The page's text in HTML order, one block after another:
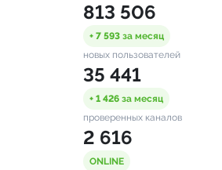
813 506
+ 7 593 за месяц
новых пользователей
35 441
+ 1 426 за месяц
проверенных каналов
2 616
ONLINE